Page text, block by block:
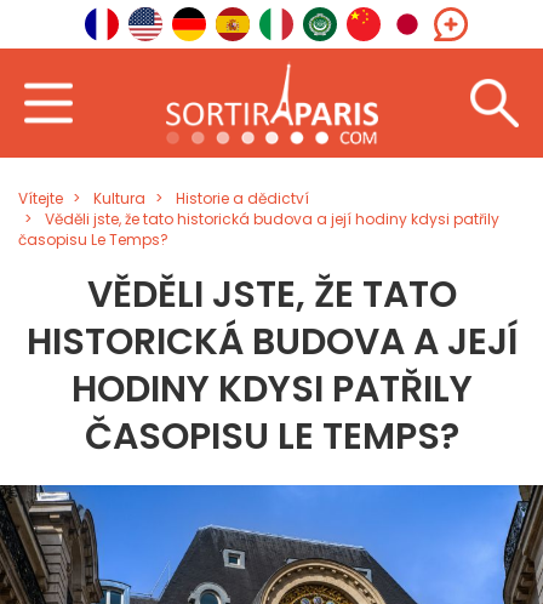
Vítejte Kultura
Historie a dědictví
Věděli jste, že tato historická budova a její hodiny kdysi patřily
časopisu Le Temps?
VĚDĚLI JSTE, ŽE TATO
HISTORICKÁ BUDOVA A JEJÍ
HODINY KDYSI PATŘILY
ČASOPISU LE TEMPS?